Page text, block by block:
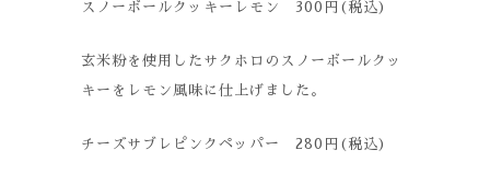
スノーボールクッキーレモン 300円(税込)
玄米粉を使用したサクホロのスノーボールクッ
キーをレモン風味に仕上げました。
チーズサブレピンクペッパー 280円(税込)